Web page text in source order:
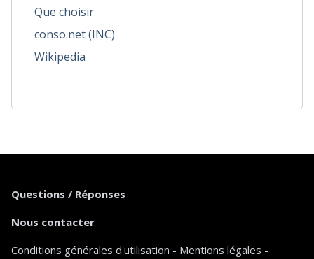
Que choisir
conso.net (INC)
Wikipedia
Questions / Réponses
Nous contacter
Conditions générales d'utilisation - Mentions légales -